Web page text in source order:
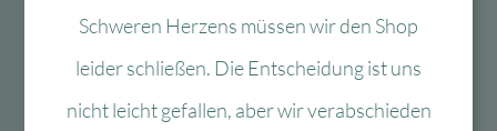
Schweren Herzens müssen wir den Shop
leider schließen. Die Entscheidung ist uns
nicht leicht gefallen, aber wir verabschieden